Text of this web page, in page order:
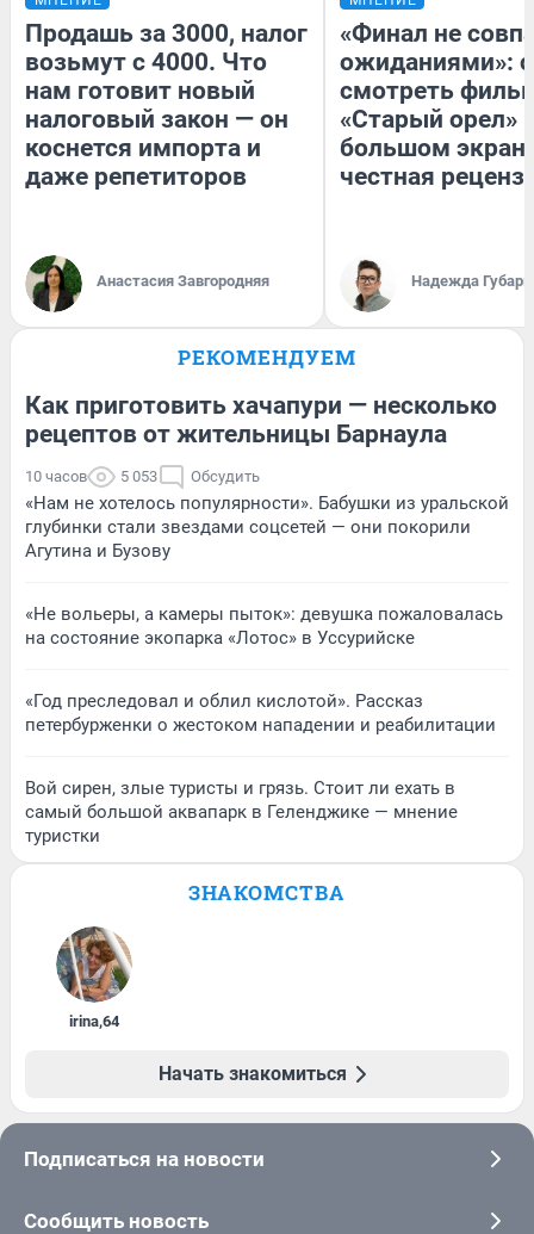
Продашь за 3000, налог
возьмут с 4000. Что
нам готовит новый
налоговый закон — он
коснется импорта и
даже репетиторов
Анастасия Завгородняя
«Финал не
ожиданиями»:
смотреть
«Старый орел»
большом
честная
Надежда Губарь
РЕКОМЕНДУЕМ
Как приготовить хачапури — несколько
рецептов от жительницы Барнаула
10 часов 5 053 Обсудить
«Нам не хотелось популярности». Бабушки из уральской
глубинки стали звездами соцсетей — они покорили
Агутина и Бузову
«Не вольеры, а камеры пыток»: девушка пожаловалась
на состояние экопарка «Лотос» в Уссурийске
«Год преследовал и облил кислотой». Рассказ
петербурженки о жестоком нападении и реабилитации
Вой сирен, злые туристы и грязь. Стоит ли ехать в
самый большой аквапарк в Геленджике — мнение
туристки
ЗНАКОМСТВА
irina,64
Начать знакомиться
Подписаться на новости
Сообщить новость